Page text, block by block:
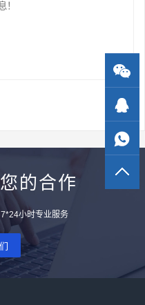
的合作
小时专业服务